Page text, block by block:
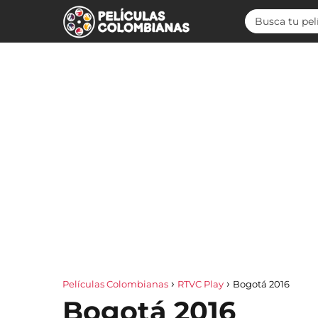
Películas Colombianas RTVC Play Bogotá 2016
Bogotá 2016